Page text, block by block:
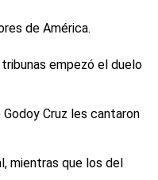
de América.
empezó el duelo
Cruz les cantaron
mientras que los del